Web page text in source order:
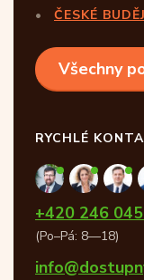
ČESKÉ
Všechny
RYCHLÉ
+420 246
(Po–Pá: 8—18)